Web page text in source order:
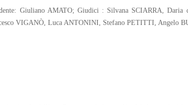
Giuliano AMATO; Giudici : Silvana SCIARRA,
VIGANÒ, Luca ANTONINI, Stefano PETITTI, Angelo